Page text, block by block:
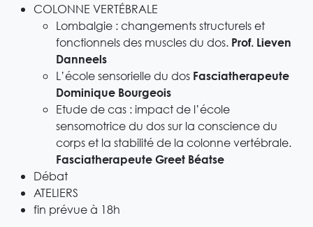
COLONNE VERTÉBRALE
Lombalgie : changements structurels et
fonctionnels des muscles du dos. Prof. Lieven
Danneels
L’école sensorielle du dos Fasciatherapeute
Dominique Bourgeois
Etude de cas : impact de l’école
sensomotrice du dos sur la conscience du
corps et la stabilité de la colonne vertébrale.
Fasciatherapeute Greet Béatse
Débat
ATELIERS
fin prévue à 18h